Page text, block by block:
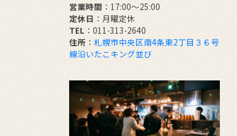
営業時間 ：17:00～25:00
定休日 ：月曜定休
TEL ：011-313-2640
住所 ： 札幌市中央区南4条東2丁目３６号
線沿いたこキング並び